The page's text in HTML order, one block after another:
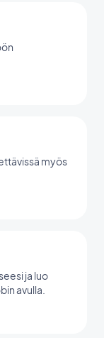
myös
ja luo
avulla.